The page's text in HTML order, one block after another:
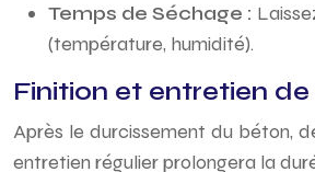
Temps de Séchage :
(température, humidité).
Finition et entretien
Après le durcissement du béton,
entretien régulier prolongera la